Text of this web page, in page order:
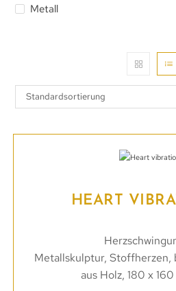
Metall
Standardsortierung
HEART
Metallskulptur, Stoffherzen,
aus Holz, 180 x